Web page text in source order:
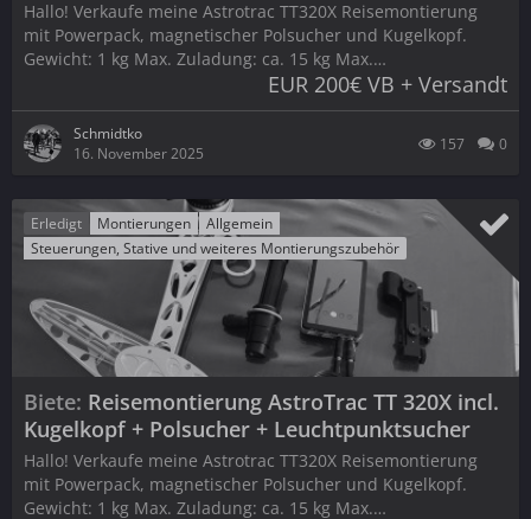
Hallo! Verkaufe meine Astrotrac TT320X Reisemontierung
mit Powerpack, magnetischer Polsucher und Kugelkopf.
Gewicht: 1 kg Max. Zuladung: ca. 15 kg Max.…
EUR 200€ VB + Versandt
Schmidtko
16. November 2025
157 0
Erledigt Montierungen
Allgemein
Steuerungen, Stative und weiteres Montierungszubehör
Biete Reisemontierung AstroTrac TT 320X incl.
Kugelkopf + Polsucher + Leuchtpunktsucher
Hallo! Verkaufe meine Astrotrac TT320X Reisemontierung
mit Powerpack, magnetischer Polsucher und Kugelkopf.
Gewicht: 1 kg Max. Zuladung: ca. 15 kg Max.…